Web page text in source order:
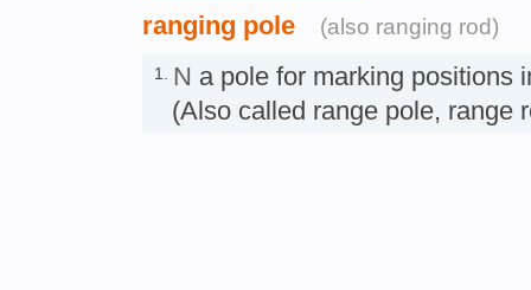
ranging pole (also ranging rod)
1. N a pole for marking positions
(Also called range pole, range